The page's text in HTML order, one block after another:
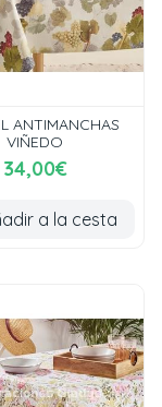
ANTIMANCHAS
VIÑEDO
34,00€
a la cesta